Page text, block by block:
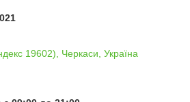
19602), Черкаси, Україна